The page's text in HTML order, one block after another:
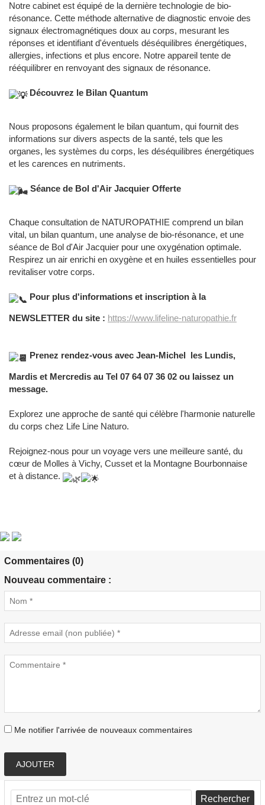
Notre cabinet est équipé de la dernière technologie de bio-
résonance. Cette méthode alternative de diagnostic envoie des
signaux électromagnétiques doux au corps, mesurant les
réponses et identifiant d'éventuels déséquilibres énergétiques,
allergies, infections et plus encore. Notre appareil tente de
rééquilibrer en renvoyant des signaux de résonance.
Découvrez le Bilan Quantum
Nous proposons également le bilan quantum, qui fournit des
informations sur divers aspects de la santé, tels que les
organes, les systèmes du corps, les déséquilibres énergétiques
et les carences en nutriments.
Séance de Bol d'Air Jacquier Offerte
Chaque consultation de NATUROPATHIE comprend un bilan
vital, un bilan quantum, une analyse de bio-résonance, et une
séance de Bol d'Air Jacquier pour une oxygénation optimale.
Respirez un air enrichi en oxygène et en huiles essentielles pour
revitaliser votre corps.
Pour plus d'informations et inscription à la
NEWSLETTER du site : https://www.lifeline-naturopathie.fr
Prenez rendez-vous avec Jean-Michel les Lundis,
Mardis et Mercredis au Tel 07 64 07 36 02 ou laissez un
message.
Explorez une approche de santé qui célèbre l'harmonie naturelle
du corps chez Life Line Naturo.
Rejoignez-nous pour un voyage vers une meilleure santé, du
cœur de Molles à Vichy, Cusset et la Montagne Bourbonnaise
et à distance.
Commentaires (0)
Nouveau commentaire :
Me notifier l'arrivée de nouveaux commentaires
AJOUTER
Rechercher